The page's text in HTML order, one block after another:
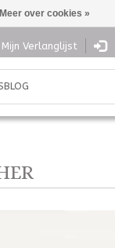
Mijn Verlanglijst
Meer over cookies »